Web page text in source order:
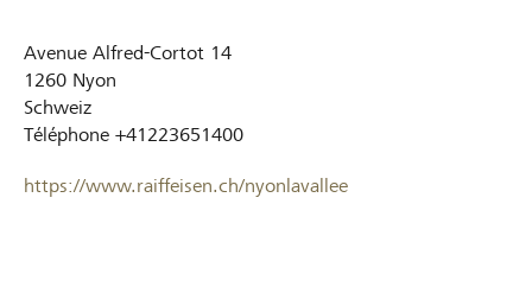
Avenue Alfred-Cortot 14
1260 Nyon
Schweiz
Téléphone +41223651400
https://www.raiffeisen.ch/nyonlavallee